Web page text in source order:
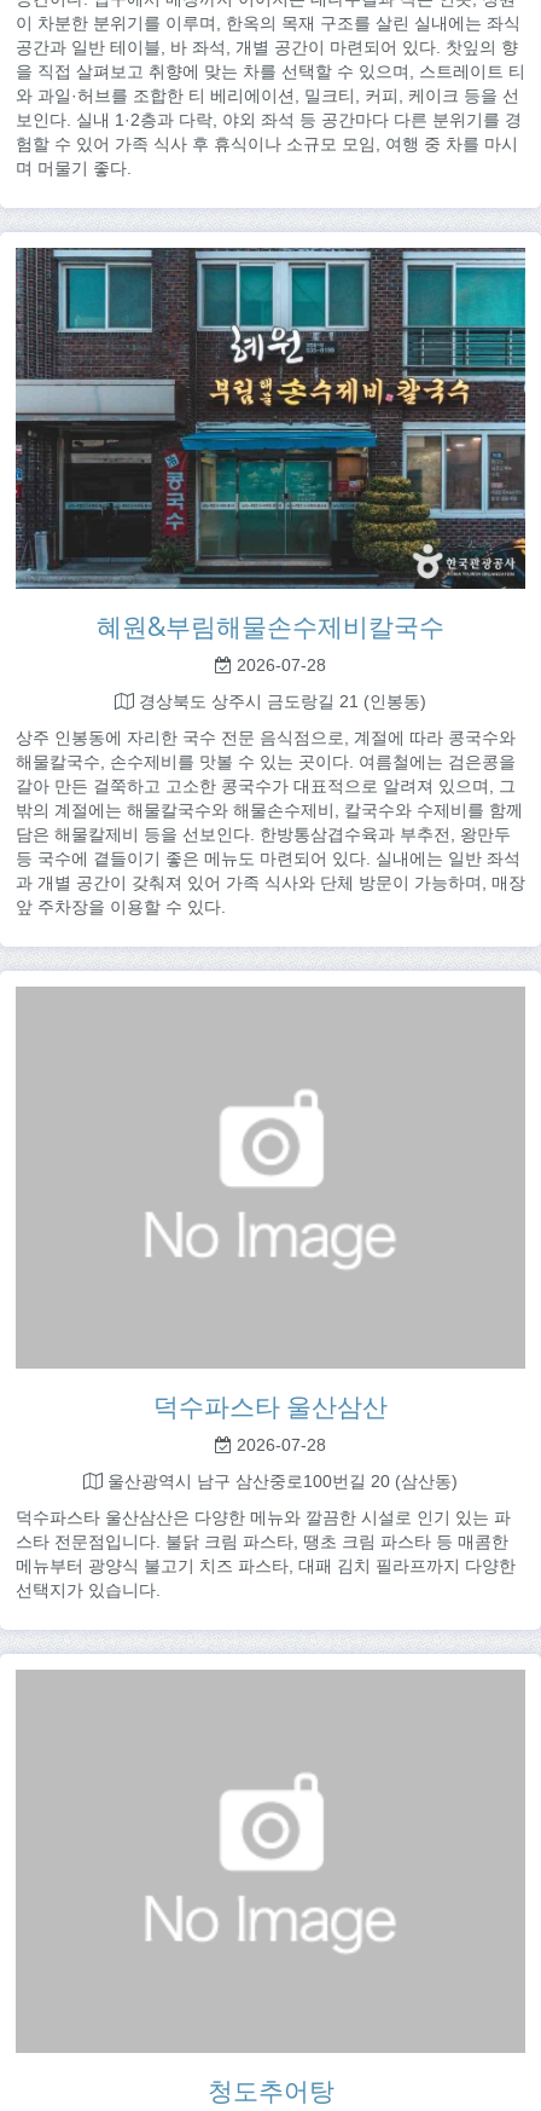
이 차분한 분위기를 이루며, 한옥의 목재 구조를 살린 실내에는 좌식
공간과 일반 테이블, 바 좌석, 개별 공간이 마련되어 있다. 찻잎의 향
을 직접 살펴보고 취향에 맞는 차를 선택할 수 있으며, 스트레이트 티
와 과일·허브를 조합한 티 베리에이션, 밀크티, 커피, 케이크 등을 선
보인다. 실내 1·2층과 다락, 야외 좌석 등 공간마다 다른 분위기를 경
험할 수 있어 가족 식사 후 휴식이나 소규모 모임, 여행 중 차를 마시
며 머물기 좋다.
혜원&부림해물손수제비칼국수
2026-07-28
경상북도 상주시 금도랑길 21 (인봉동)
상주 인봉동에 자리한 국수 전문 음식점으로, 계절에 따라 콩국수와
해물칼국수, 손수제비를 맛볼 수 있는 곳이다. 여름철에는 검은콩을
갈아 만든 걸쭉하고 고소한 콩국수가 대표적으로 알려져 있으며, 그
밖의 계절에는 해물칼국수와 해물손수제비, 칼국수와 수제비를 함께
담은 해물칼제비 등을 선보인다. 한방통삼겹수육과 부추전, 왕만두
등 국수에 곁들이기 좋은 메뉴도 마련되어 있다. 실내에는 일반 좌석
과 개별 공간이 갖춰져 있어 가족 식사와 단체 방문이 가능하며, 매장
앞 주차장을 이용할 수 있다.
덕수파스타 울산삼산
2026-07-28
울산광역시 남구 삼산중로100번길 20 (삼산동)
덕수파스타 울산삼산은 다양한 메뉴와 깔끔한 시설로 인기 있는 파
스타 전문점입니다. 불닭 크림 파스타, 땡초 크림 파스타 등 매콤한
메뉴부터 광양식 불고기 치즈 파스타, 대패 김치 필라프까지 다양한
선택지가 있습니다.
청도추어탕